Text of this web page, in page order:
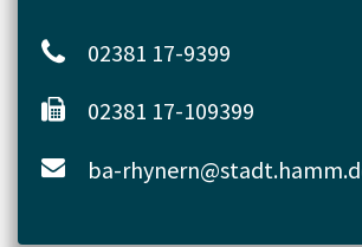
02381 17-9399
02381 17-109399
ba-